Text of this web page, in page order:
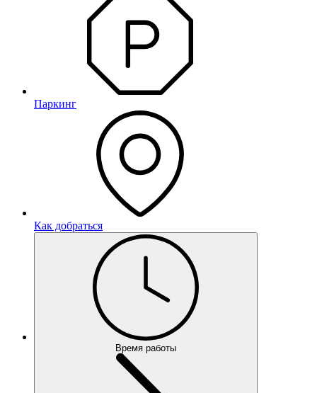
Паркинг
Как добраться
Время работы